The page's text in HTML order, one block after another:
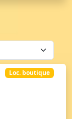
Loc. boutique